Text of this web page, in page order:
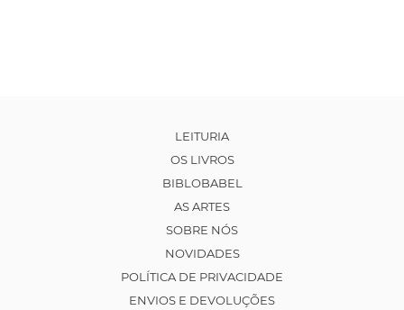
LEITURIA
OS LIVROS
BIBLOBABEL
AS ARTES
SOBRE NÓS
NOVIDADES
POLÍTICA DE PRIVACIDADE
ENVIOS E DEVOLUÇÕES